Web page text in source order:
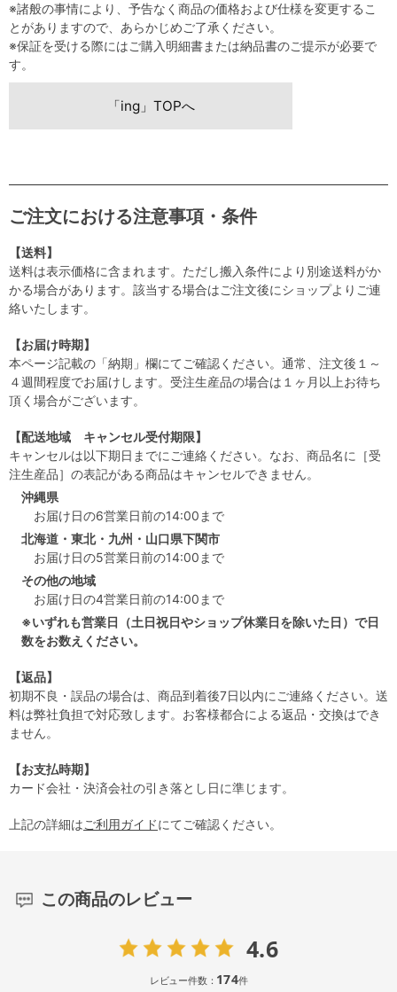
※諸般の事情により、予告なく商品の価格および仕様を変更するこ
とがありますので、あらかじめご了承ください。
※保証を受ける際にはご購入明細書または納品書のご提示が必要で
す。
「ing」TOPへ
ご注文における注意事項・条件
【送料】
送料は表示価格に含まれます。ただし搬入条件により別途送料がか
かる場合があります。該当する場合はご注文後にショップよりご連
絡いたします。
【お届け時期】
本ページ記載の「納期」欄にてご確認ください。通常、注文後１～
４週間程度でお届けします。受注生産品の場合は１ヶ月以上お待ち
頂く場合がございます。
【配送地域 キャンセル受付期限】
キャンセルは以下期日までにご連絡ください。なお、商品名に［受
注生産品］の表記がある商品はキャンセルできません。
沖縄県
お届け日の6営業日前の14:00まで
北海道・東北・九州・山口県下関市
お届け日の5営業日前の14:00まで
その他の地域
お届け日の4営業日前の14:00まで
※いずれも営業日（土日祝日やショップ休業日を除いた日）で日
数をお数えください。
【返品】
初期不良・誤品の場合は、商品到着後7日以内にご連絡ください。送
料は弊社負担で対応致します。お客様都合による返品・交換はでき
ません。
【お支払時期】
カード会社・決済会社の引き落とし日に準じます。
上記の詳細はご利用ガイドにてご確認ください。
この商品のレビュー
4.6
レビュー件数： 174件